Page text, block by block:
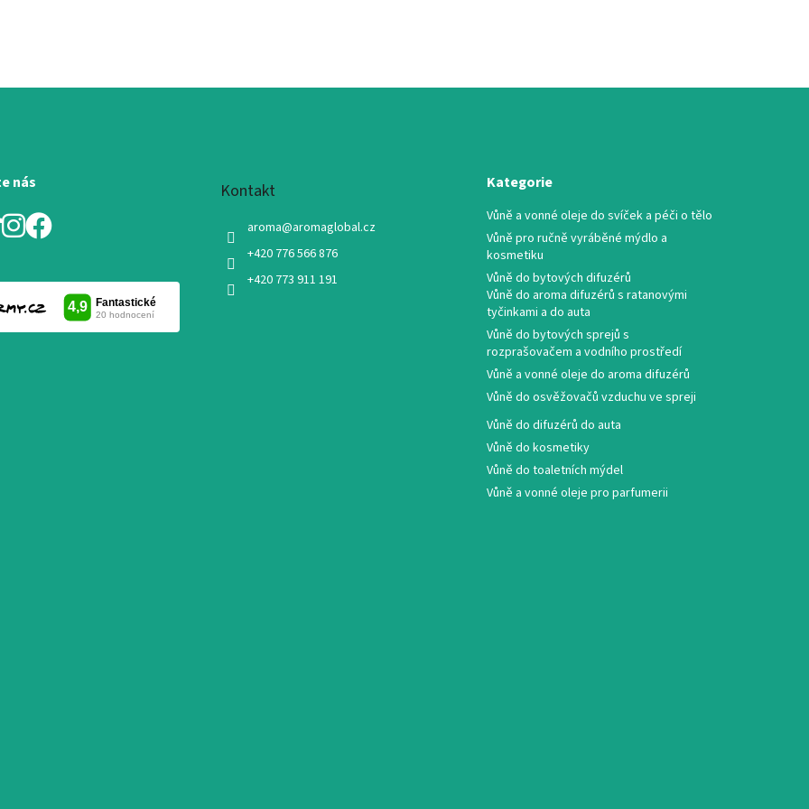
nás Kontakt
aroma@aromaglobal.cz
+420 776 566 876
+420 773 911 191
Kategorie
Vůně a vonné oleje do svíček a péči o tělo
Vůně pro ručně vyráběné mýdlo a
kosmetiku
Vůně do bytových difuzérů
Vůně do aroma difuzérů s ratanovými
tyčinkami a do auta
Vůně do bytových sprejů s
rozprašovačem a vodního prostředí
Vůně a vonné oleje do aroma difuzérů
Vůně do osvěžovačů vzduchu ve spreji
Vůně do difuzérů do auta
Vůně do kosmetiky
Vůně do toaletních mýdel
Vůně a vonné oleje pro parfumerii